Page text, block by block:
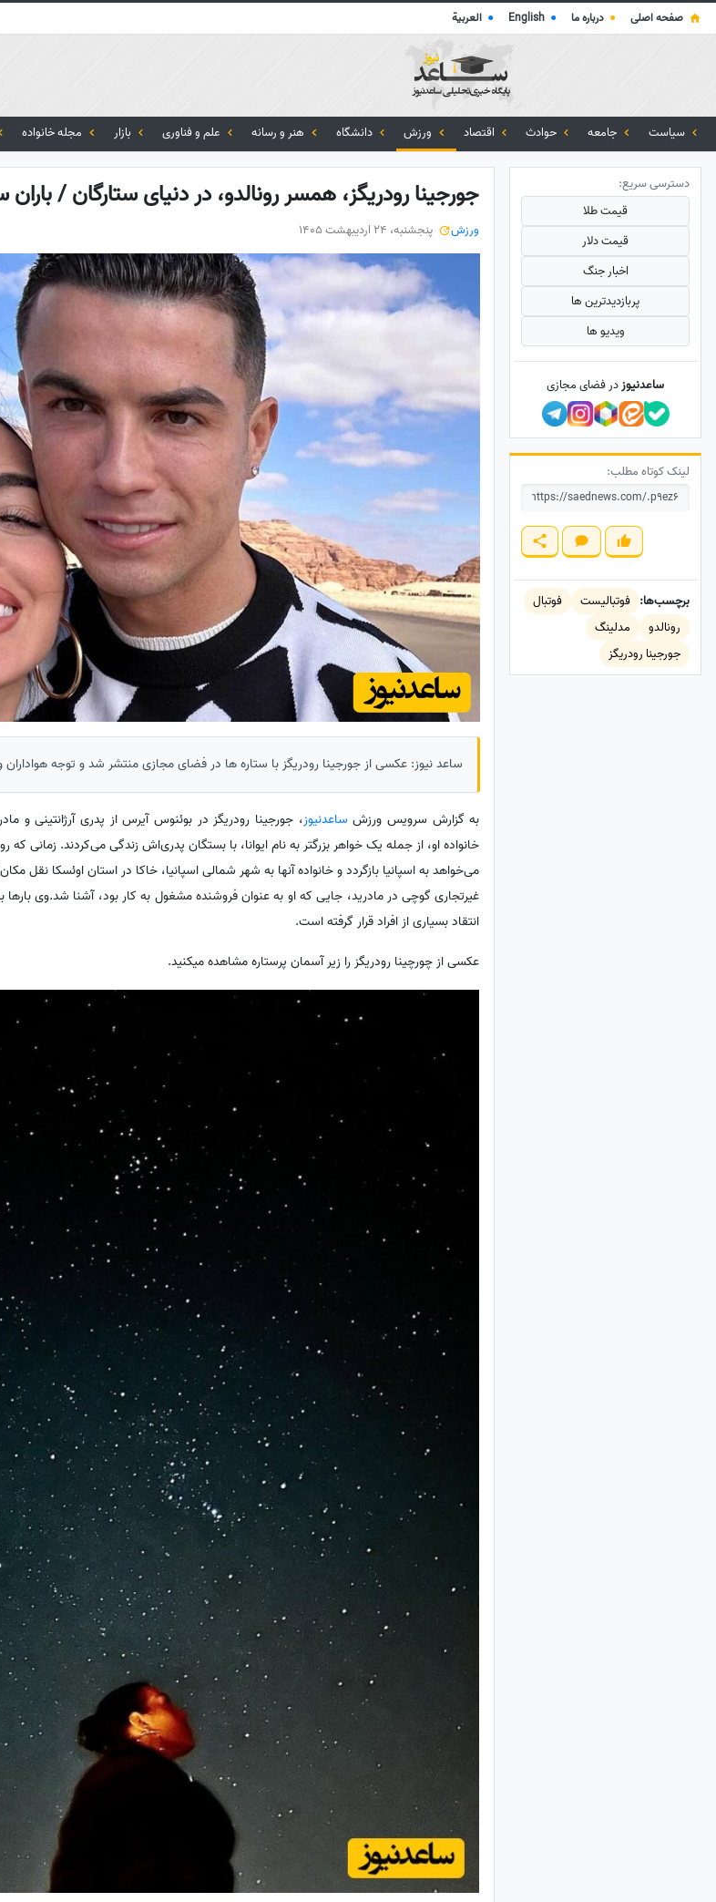
صفحه اصلی ● درباره ما ●
English
● العربية
سیاست جامعه حوادث اقتصاد ورزش دانشگاه هنر و رسانه علم و فناوری بازار مجله خانواده
جورجینا رودریگز، همسر رونالدو، در دنیای ستارگان /
ورزش پنجشنبه، 24 اردیبهشت 1405
ساعد نیوز: عکسی از جورجینا رودریگز با ستاره ها در فضای مجازی منتشر شد و توجه هواداران
به گزارش سرویس ورزش ساعدنیوز، جورجینا رودریگز در بوئنوس آیرس از پدری آرژانتینی و
خانواده او، از جمله یک خواهر بزرگتر به نام ایوانا، با بستگان پدری‌اش زندگی می‌کردند.
می‌خواهد به اسپانیا بازگردد و خانواده آنها به شهر شمالی اسپانیا، خاکا در استان اوئسکا نقل
غیرتجاری گوچی در مادرید، جایی که او به عنوان فروشنده مشغول به کار بود، آشنا شد.وی
انتقاد بسیاری از افراد قرار گرفته است.
عکسی از چورچینا رودریگز را زیر آسمان پرستاره مشاهده میکنید.
دسترسی سریع:
قیمت طلا
قیمت دلار
اخبار جنگ
پربازدید‌ترین ها
ویدیو ها
ساعدنیوزدر فضای مجازی
لینک کوتاه مطلب:
برچسب‌ها: فوتبالیست
فوتبال
رونالدو
مدلینگ
جورجینا رودریگز